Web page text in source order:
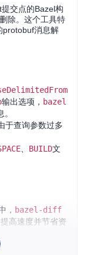
交点的Bazel构
除。这个工具特
protobuf消息解
输出选项， bazel
于查询参数过多
BUILD文
， bazel-diff
高速度并节省资
快速评估代码更改